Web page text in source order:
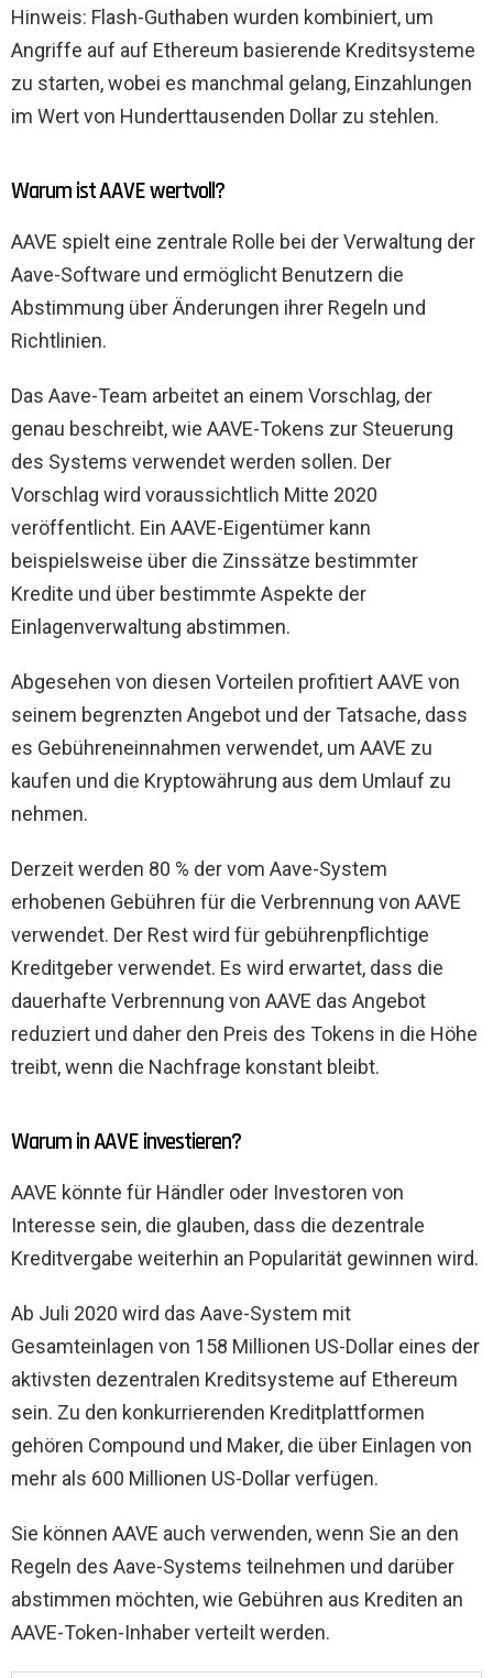
Hinweis: Flash-Guthaben wurden kombiniert, um
Angriffe auf auf Ethereum basierende Kreditsysteme
zu starten, wobei es manchmal gelang, Einzahlungen
im Wert von Hunderttausenden Dollar zu stehlen.
Warum ist AAVE wertvoll?
AAVE spielt eine zentrale Rolle bei der Verwaltung der
Aave-Software und ermöglicht Benutzern die
Abstimmung über Änderungen ihrer Regeln und
Richtlinien.
Das Aave-Team arbeitet an einem Vorschlag, der
genau beschreibt, wie AAVE-Tokens zur Steuerung
des Systems verwendet werden sollen. Der
Vorschlag wird voraussichtlich Mitte 2020
veröffentlicht. Ein AAVE-Eigentümer kann
beispielsweise über die Zinssätze bestimmter
Kredite und über bestimmte Aspekte der
Einlagenverwaltung abstimmen.
Abgesehen von diesen Vorteilen profitiert AAVE von
seinem begrenzten Angebot und der Tatsache, dass
es Gebühreneinnahmen verwendet, um AAVE zu
kaufen und die Kryptowährung aus dem Umlauf zu
nehmen.
Derzeit werden 80 % der vom Aave-System
erhobenen Gebühren für die Verbrennung von AAVE
verwendet. Der Rest wird für gebührenpflichtige
Kreditgeber verwendet. Es wird erwartet, dass die
dauerhafte Verbrennung von AAVE das Angebot
reduziert und daher den Preis des Tokens in die Höhe
treibt, wenn die Nachfrage konstant bleibt.
Warum in AAVE investieren?
AAVE könnte für Händler oder Investoren von
Interesse sein, die glauben, dass die dezentrale
Kreditvergabe weiterhin an Popularität gewinnen wird.
Ab Juli 2020 wird das Aave-System mit
Gesamteinlagen von 158 Millionen US-Dollar eines der
aktivsten dezentralen Kreditsysteme auf Ethereum
sein. Zu den konkurrierenden Kreditplattformen
gehören Compound und Maker, die über Einlagen von
mehr als 600 Millionen US-Dollar verfügen.
Sie können AAVE auch verwenden, wenn Sie an den
Regeln des Aave-Systems teilnehmen und darüber
abstimmen möchten, wie Gebühren aus Krediten an
AAVE-Token-Inhaber verteilt werden.